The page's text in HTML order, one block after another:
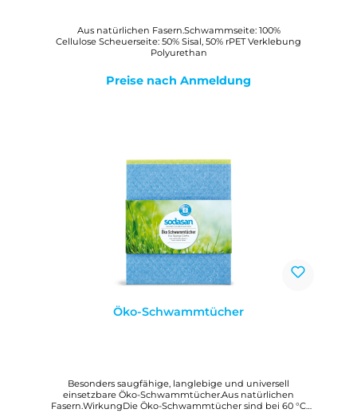
Aus natürlichen Fasern.Schwammseite: 100%
Cellulose Scheuerseite: 50% Sisal, 50% rPET Verklebung
Polyurethan
Preise nach Anmeldung
Öko-Schwammtücher
Besonders saugfähige, langlebige und universell
einsetzbare Öko-Schwammtücher.Aus natürlichen
Fasern.WirkungDie Öko-Schwammtücher sind bei 60 °C